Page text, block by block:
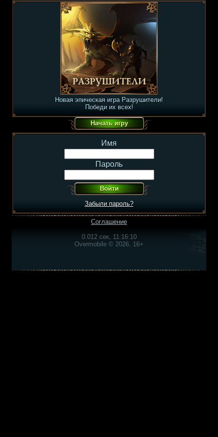
Новая эпическая игра Разрушители!
Победи их всех!
Имя
Пароль
Забыли пароль?
Соглашение
0.012 сек, 11:16:10
Overmobile © 2026, 16+